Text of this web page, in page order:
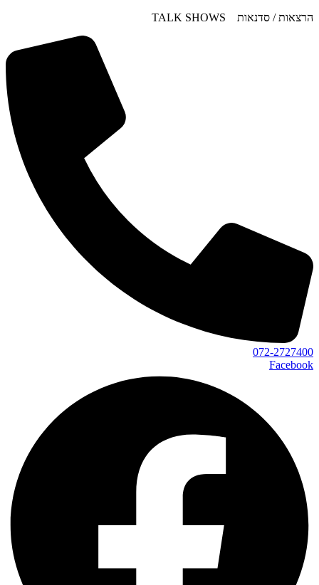
דלג
הרצאות / סדנאות TALK SHOWS
072-2727400
Facebook